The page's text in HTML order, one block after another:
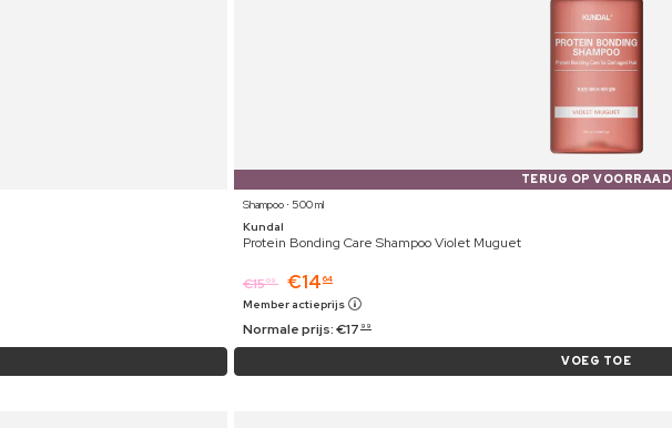
TERUG OP VOORRAAD
Shampoo ⋅ 500 ml
Kundal
Protein Bonding Care Shampoo Violet Muguet
€1509 €14 64
Member actieprijs
Normale prijs:€17 99
VOEG TOE